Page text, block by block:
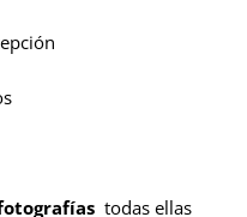
todas ellas